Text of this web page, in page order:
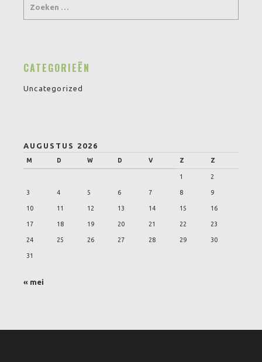
CATEGORIEËN
Uncategorized
AUGUSTUS 2026
M D W D V Z Z
1 2
3 4 5 6 7 8 9
10 11 12 13 14 15 16
17 18 19 20 21 22 23
24 25 26 27 28 29 30
31
« mei